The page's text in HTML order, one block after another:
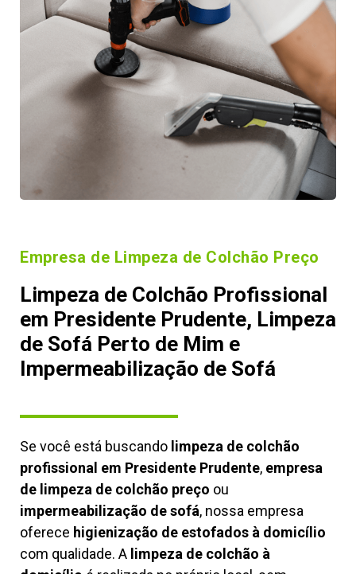
Empresa de Limpeza de Colchão Preço
Limpeza de Colchão Profissional
em Presidente Prudente, Limpeza
de Sofá Perto de Mim e
Impermeabilização de Sofá
Se você está buscando limpeza de colchão
profissional em Presidente Prudente, empresa
de limpeza de colchão preço ou
impermeabilização de sofá, nossa empresa
oferece higienização de estofados à domicílio
com qualidade. A limpeza de colchão à